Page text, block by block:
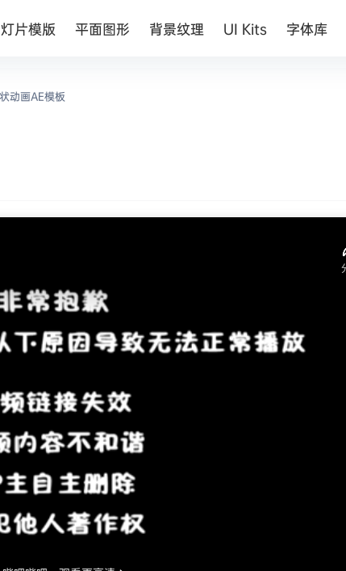
片模版 平面图形 背景纹理 UI Kits 字体库
动画AE模板